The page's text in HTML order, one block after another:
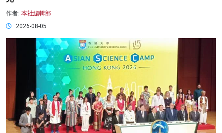
作者: 本社編輯部
2026-08-05